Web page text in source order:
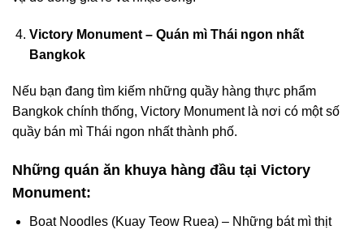
Victory Monument – ​​Quán mì Thái ngon nhất
Bangkok
Nếu bạn đang tìm kiếm những quầy hàng thực phẩm
Bangkok chính thống, Victory Monument là nơi có một số
quầy bán mì Thái ngon nhất thành phố.
Những quán ăn khuya hàng đầu tại Victory
Monument:
Boat Noodles (Kuay Teow Ruea) – Những bát mì thịt